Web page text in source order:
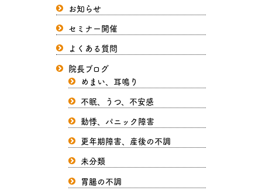
お知らせ
セミナー開催
よくある質問
院長ブログ
めまい、耳鳴り
不眠、うつ、不安感
動悸、パニック障害
更年期障害、産後の不調
未分類
胃腸の不調